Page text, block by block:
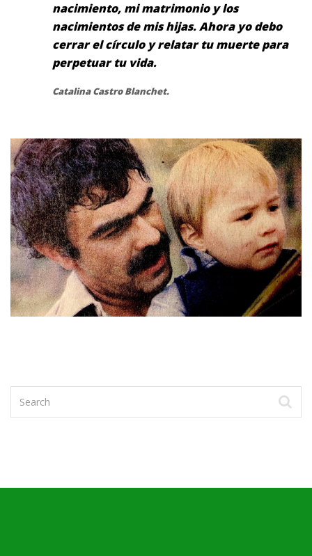
nacimiento, mi matrimonio y los
nacimientos de mis hijas. Ahora yo debo
cerrar el círculo y relatar tu muerte para
perpetuar tu vida.
Catalina Castro Blanchet.